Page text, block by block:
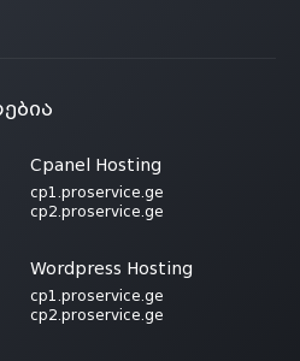
Cpanel Hosting
cp1.proservice.ge
cp2.proservice.ge
Wordpress Hosting
cp1.proservice.ge
cp2.proservice.ge